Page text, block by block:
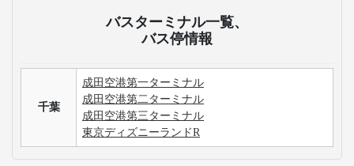
バスターミナル一覧、
バス停情報
千葉
成田空港第一ターミナル
成田空港第二ターミナル
成田空港第三ターミナル
東京ディズニーランドR